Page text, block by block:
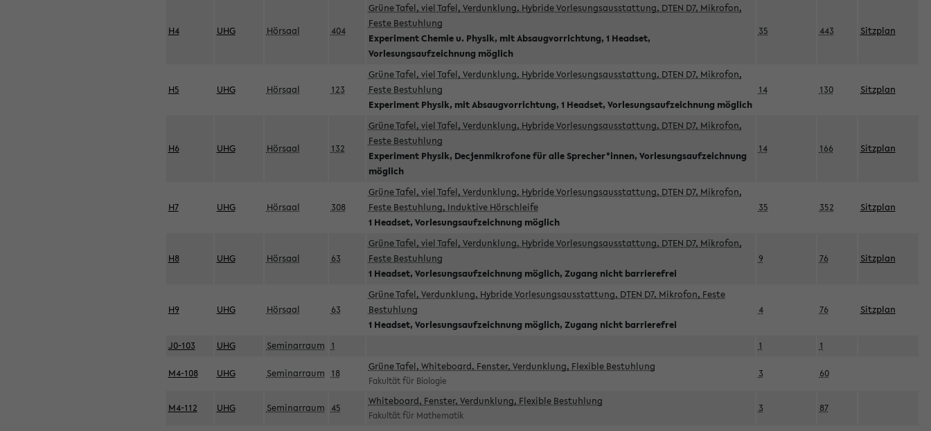
H4 UHG Hörsaal 404
Grüne Tafel, viel Tafel, Verdunklung, Hybride Vorlesungsausstattung, DTEN D7, Mikrofon,
Feste Bestuhlung
Experiment Chemie u. Physik, mit Absaugvorrichtung, 1 Headset,
Vorlesungsaufzeichnung möglich
35 443 Sitzplan
H5 UHG Hörsaal 123
Grüne Tafel, viel Tafel, Verdunklung, Hybride Vorlesungsausstattung, DTEN D7, Mikrofon,
Feste Bestuhlung
Experiment Physik, mit Absaugvorrichtung, 1 Headset, Vorlesungsaufzeichnung möglich
14 130 Sitzplan
H6 UHG Hörsaal 132
Grüne Tafel, viel Tafel, Verdunklung, Hybride Vorlesungsausstattung, DTEN D7, Mikrofon,
Feste Bestuhlung
Experiment Physik, Decjenmikrofone für alle Sprecher*innen, Vorlesungsaufzeichnung
möglich
14 166 Sitzplan
H7 UHG Hörsaal 308
Grüne Tafel, viel Tafel, Verdunklung, Hybride Vorlesungsausstattung, DTEN D7, Mikrofon,
Feste Bestuhlung, Induktive Hörschleife
1 Headset, Vorlesungsaufzeichnung möglich
35 352 Sitzplan
H8 UHG Hörsaal 63
Grüne Tafel, viel Tafel, Verdunklung, Hybride Vorlesungsausstattung, DTEN D7, Mikrofon,
Feste Bestuhlung
1 Headset, Vorlesungsaufzeichnung möglich, Zugang nicht barrierefrei
9 76 Sitzplan
H9 UHG Hörsaal 63
Grüne Tafel, Verdunklung, Hybride Vorlesungsausstattung, DTEN D7, Mikrofon, Feste
Bestuhlung
1 Headset, Vorlesungsaufzeichnung möglich, Zugang nicht barrierefrei
4 76 Sitzplan
J0-103 UHG Seminarraum 1 1 1
M4-108 UHG Seminarraum 18
Grüne Tafel, Whiteboard, Fenster, Verdunklung, Flexible Bestuhlung
Fakultät für Biologie
3 60
M4-112 UHG Seminarraum 45
Whiteboard, Fenster, Verdunklung, Flexible Bestuhlung
Fakultät für Mathematik
3 87